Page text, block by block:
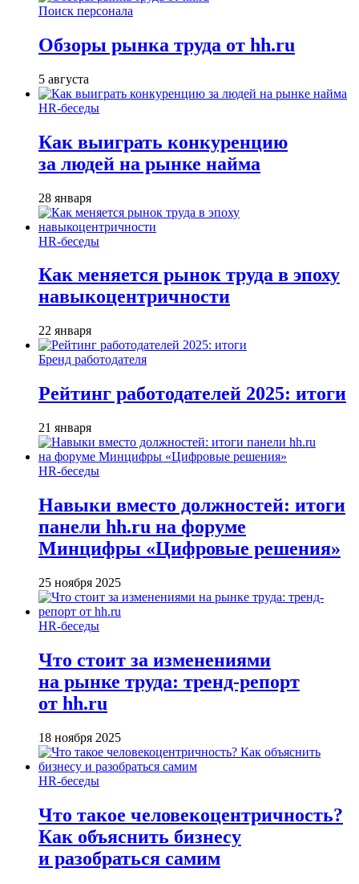
Поиск персонала
Обзоры рынка труда от hh.ru
5 августа
HR-беседы
Как выиграть конкуренцию
за людей на рынке найма
28 января
HR-беседы
Как меняется рынок труда в эпоху
навыкоцентричности
22 января
Бренд работодателя
Рейтинг работодателей 2025: итоги
21 января
HR-беседы
Навыки вместо должностей: итоги
панели hh.ru на форуме
Минцифры «Цифровые решения»
25 ноября 2025
HR-беседы
Что стоит за изменениями
на рынке труда: тренд-репорт
от hh.ru
18 ноября 2025
HR-беседы
Что такое человеко­центричность?
Как объяснить бизнесу
и разобраться самим